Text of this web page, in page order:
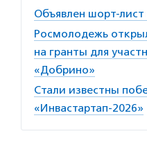
Объявлен шорт-
Росмолодежь
на гранты для
«Добрино»
Стали известны
«Инвастартап-2026»